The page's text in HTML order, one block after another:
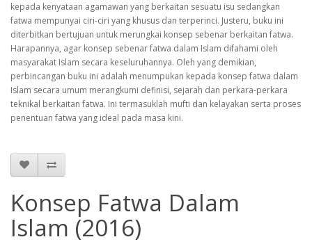
kepada kenyataan agamawan yang berkaitan sesuatu isu sedangkan
fatwa mempunyai ciri-ciri yang khusus dan terperinci. Justeru, buku ini
diterbitkan bertujuan untuk merungkai konsep sebenar berkaitan fatwa.
Harapannya, agar konsep sebenar fatwa dalam Islam difahami oleh
masyarakat Islam secara keseluruhannya. Oleh yang demikian,
perbincangan buku ini adalah menumpukan kepada konsep fatwa dalam
Islam secara umum merangkumi definisi, sejarah dan perkara-perkara
teknikal berkaitan fatwa. Ini termasuklah mufti dan kelayakan serta proses
penentuan fatwa yang ideal pada masa kini.
Konsep Fatwa Dalam
Islam (2016)